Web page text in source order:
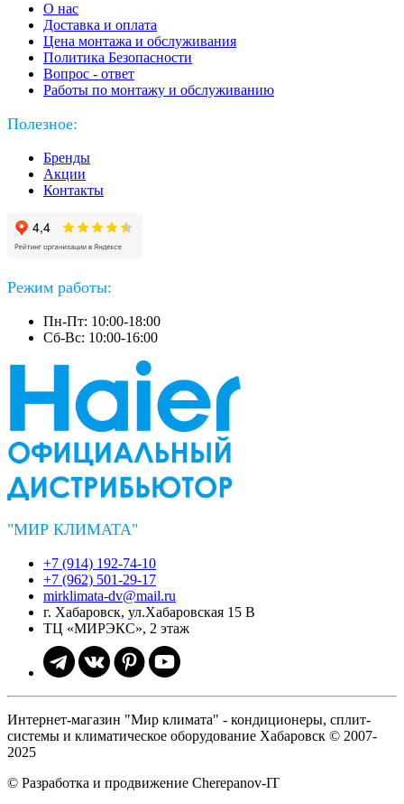
О нас
Доставка и оплата
Цена монтажа и обслуживания
Политика Безопасности
Вопрос - ответ
Работы по монтажу и обслуживанию
Полезное:
Бренды
Акции
Контакты
Режим работы:
Пн-Пт: 10:00-18:00
Сб-Вс: 10:00-16:00
"МИР КЛИМАТА"
+7 (914) 192-74-10
+7 (962) 501-29-17
mirklimata-dv@mail.ru
г. Хабаровск, ул.Хабаровская 15 В
ТЦ «МИРЭКС», 2 этаж
Интернет-магазин "Мир климата" - кондиционеры, сплит-
системы и климатическое оборудование Хабаровск © 2007-
2025
© Разработка и продвижение Cherepanov-IT